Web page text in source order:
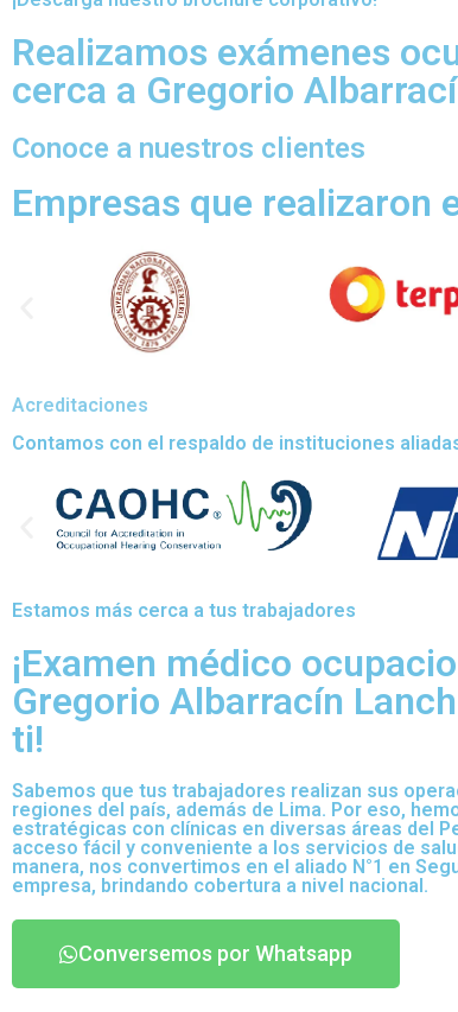
Realizamos exámenes
cerca a Gregorio
Conoce a nuestros clientes
Empresas que realizaron
Acreditaciones
Contamos con el respaldo de instituciones
Estamos más cerca a tus trabajadores
¡Examen médico
Gregorio Albarracín
ti!
Sabemos que tus trabajadores realizan sus
regiones del país, además de Lima. Por eso,
estratégicas con clínicas en diversas áreas del
acceso fácil y conveniente a los servicios de
manera, nos convertimos en el aliado N°1 en
empresa, brindando cobertura a nivel nacional.
Conversemos por Whatsapp